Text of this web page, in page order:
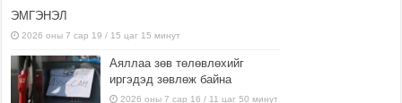
ЭМГЭНЭЛ
2026 оны 7 сар 19 / 15 цаг 15 минут
Аяллаа зөв төлөвлөхийг
иргэдэд зөвлөж байна
2026 оны 7 сар 16 / 11 цаг 50 минут